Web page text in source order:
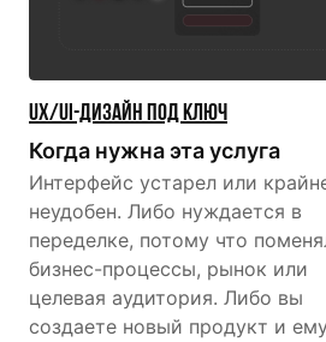
UX/UI-дизайн под ключ
Когда нужна эта услуга
Интерфейс устарел или
неудобен. Либо нуждается в
переделке, потому что
бизнес-процессы, рынок или
целевая аудитория. Либо вы
создаете новый продукт и